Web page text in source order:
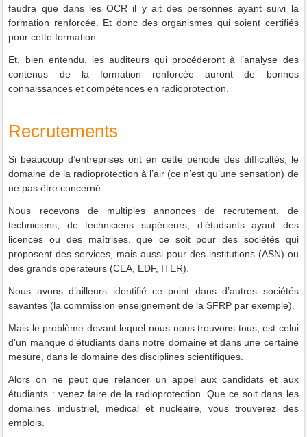
faudra que dans les OCR il y ait des personnes ayant suivi la
formation renforcée. Et donc des organismes qui soient certifiés
pour cette formation.
Et, bien entendu, les auditeurs qui procéderont à l’analyse des
contenus de la formation renforcée auront de bonnes
connaissances et compétences en radioprotection.
Recrutements
Si beaucoup d’entreprises ont en cette période des difficultés, le
domaine de la radioprotection à l’air (ce n’est qu’une sensation) de
ne pas être concerné.
Nous recevons de multiples annonces de recrutement, de
techniciens, de techniciens supérieurs, d’étudiants ayant des
licences ou des maîtrises, que ce soit pour des sociétés qui
proposent des services, mais aussi pour des institutions (ASN) ou
des grands opérateurs (CEA, EDF, ITER).
Nous avons d’ailleurs identifié ce point dans d’autres sociétés
savantes (la commission enseignement de la SFRP par exemple).
Mais le problème devant lequel nous nous trouvons tous, est celui
d’un manque d’étudiants dans notre domaine et dans une certaine
mesure, dans le domaine des disciplines scientifiques.
Alors on ne peut que relancer un appel aux candidats et aux
étudiants : venez faire de la radioprotection. Que ce soit dans les
domaines industriel, médical et nucléaire, vous trouverez des
emplois.